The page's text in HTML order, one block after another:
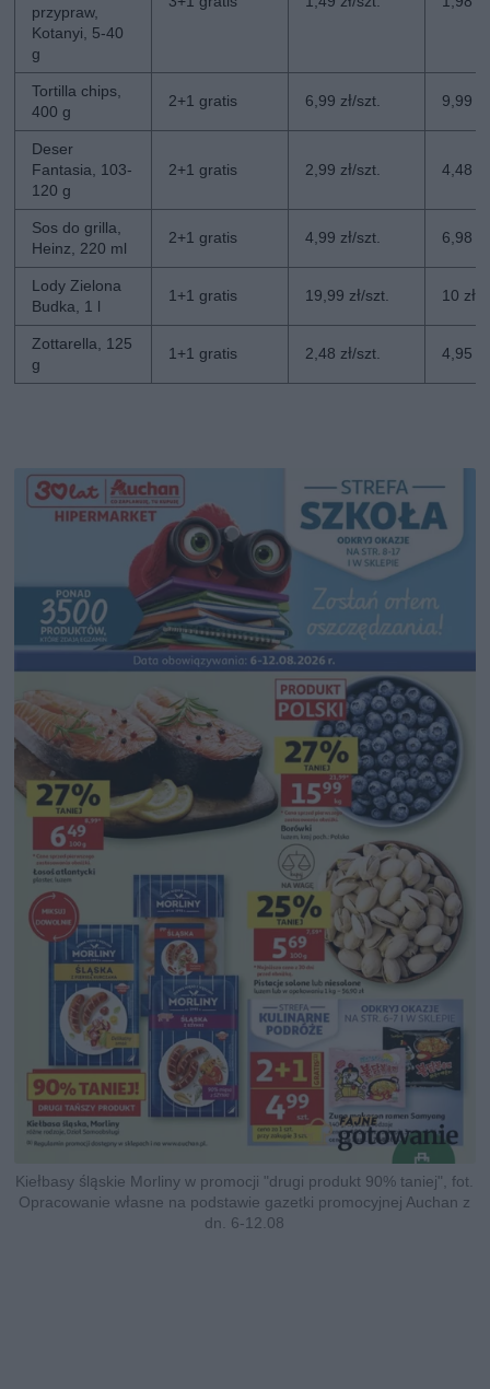
przypraw,
Kotanyi, 5-40
g
Tortilla chips,
400 g
2+1 gratis 6,99 zł/szt. 9,99
Deser
Fantasia, 103-
120 g
2+1 gratis 2,99 zł/szt. 4,48
Sos do grilla,
Heinz, 220 ml
2+1 gratis 4,99 zł/szt. 6,98
Lody Zielona
Budka, 1 l
1+1 gratis 19,99 zł/szt. 10 zł/
Zottarella, 125
g
1+1 gratis 2,48 zł/szt. 4,95
Kiełbasy śląskie Morliny w promocji "drugi produkt 90% taniej", fot.
Opracowanie własne na podstawie gazetki promocyjnej Auchan z
dn. 6-12.08